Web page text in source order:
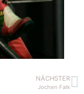
NÄCHSTER
Jochen Falk